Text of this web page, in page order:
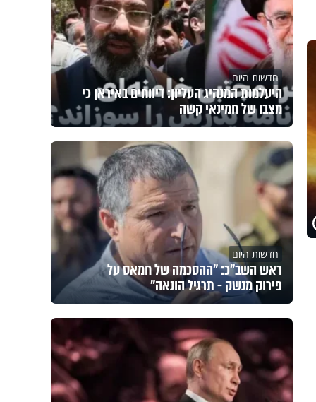
חדשות היום
היעלמות המנהיג העליון: דיווחים באיראן כי
מצבו של חמינאי קשה
חדשות היום
ראש השב"כ: "ההסכמה של חמאס על
פירוק מנשק - תרגיל הונאה"